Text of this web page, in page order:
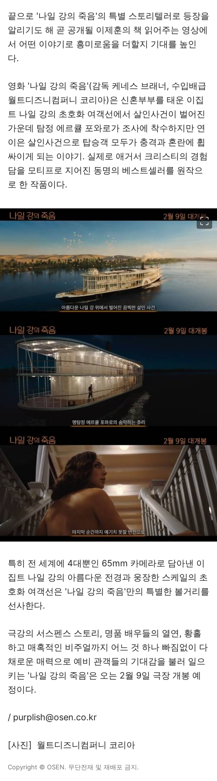
끝으로 '나일 강의 죽음'의 특별 스토리텔러로 등장을
알리기도 해 곧 공개될 이제훈의 책 읽어주는 영상에
서 어떤 이야기로 흥미로움을 더할지 기대를 높인
다.
영화 '나일 강의 죽음'(감독 케네스 브래너, 수입배급
월트디즈니컴퍼니 코리아)은 신혼부부를 태운 이집
트 나일 강의 초호화 여객선에서 살인사건이 벌어진
가운데 탐정 에르큘 포와로가 조사에 착수하지만 연
이은 살인사건으로 탑승객 모두가 충격과 혼란에 휩
싸이게 되는 이야기. 실제로 애거서 크리스티의 경험
담을 모티프로 지어진 동명의 베스트셀러를 원작으
로 한 작품이다.
특히 전 세계에 4대뿐인 65mm 카메라로 담아낸 이
집트 나일 강의 아름다운 전경과 웅장한 스케일의 초
호화 여객선은 '나일 강의 죽음'만의 특별한 볼거리를
선사한다.
극강의 서스펜스 스토리, 명품 배우들의 열연, 황홀
하고 매혹적인 비주얼까지 어느 것 하나 빠짐없이 다
채로운 매력으로 예비 관객들의 기대감을 불러 일으
키는 '나일 강의 죽음'은 오는 2월 9일 극장 개봉 예
정이다.
/ purplish@osen.co.kr
[사진] 월트디즈니컴퍼니 코리아
Copyright © OSEN. 무단전재 및 재배포 금지.